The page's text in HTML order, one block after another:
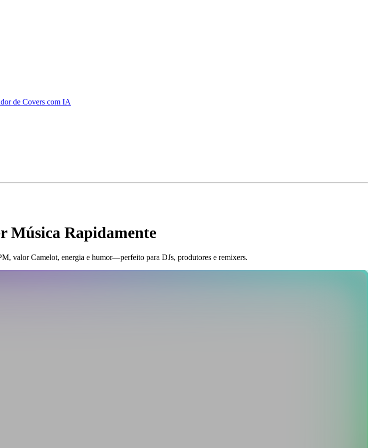
de Covers com IA
Música Rapidamente
valor Camelot, energia e humor—perfeito para DJs, produtores e remixers.